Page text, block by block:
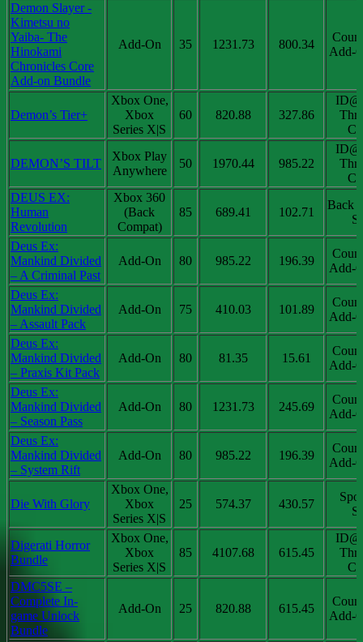
Demon Slayer -
Kimetsu no
Yaiba- The
Hinokami
Chronicles Core
Add-on Bundle
Add-On 35 1231.73 800.34
Add-
Demon’s Tier+
Xbox One,
Xbox
Series X|S
60 820.88 327.86
DEMON’S TILT
Xbox Play
Anywhere
50 1970.44 985.22
DEUS EX:
Human
Revolution
Xbox 360
(Back
Compat)
85 689.41 102.71
Back
Deus Ex:
Mankind Divided
– A Criminal Past
Add-On 80 985.22 196.39
Add-
Deus Ex:
Mankind Divided
– Assault Pack
Add-On 75 410.03 101.89
Add-
Deus Ex:
Mankind Divided
– Praxis Kit Pack
Add-On 80 81.35 15.61
Add-
Deus Ex:
Mankind Divided
– Season Pass
Add-On 80 1231.73 245.69
Add-
Deus Ex:
Mankind Divided
– System Rift
Add-On 80 985.22 196.39
Add-
Die With Glory
Xbox One,
Xbox
Series X|S
25 574.37 430.57
Digerati Horror
Bundle
Xbox One,
Xbox
Series X|S
85 4107.68 615.45
DMC5SE –
Complete In-
game Unlock
Bundle
Add-On 25 820.88 615.45
Add-